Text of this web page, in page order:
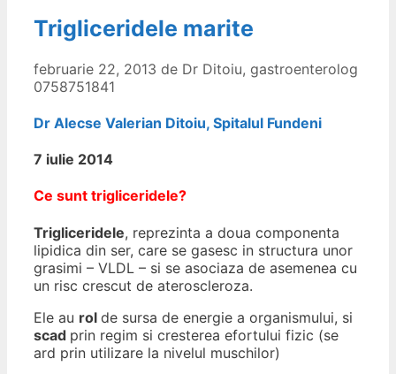
Trigliceridele marite
februarie 22, 2013 de Dr Ditoiu, gastroenterolog
0758751841
Dr Alecse Valerian Ditoiu, Spitalul Fundeni
7 iulie 2014
Ce sunt trigliceridele?
Trigliceridele, reprezinta a doua componenta
lipidica din ser, care se gasesc in structura unor
grasimi – VLDL – si se asociaza de asemenea cu
un risc crescut de ateroscleroza.
Ele au rol de sursa de energie a organismului, si
scad prin regim si cresterea efortului fizic (se
ard prin utilizare la nivelul muschilor)